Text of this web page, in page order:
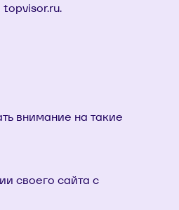
topvisor.ru.
внимание на такие
своего сайта с